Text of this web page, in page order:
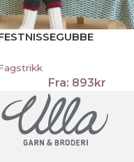
Fra: 893kr